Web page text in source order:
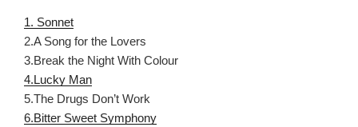
1. Sonnet
2.A Song for the Lovers
3.Break the Night With Colour
4.Lucky Man
5.The Drugs Don’t Work
6.Bitter Sweet Symphony